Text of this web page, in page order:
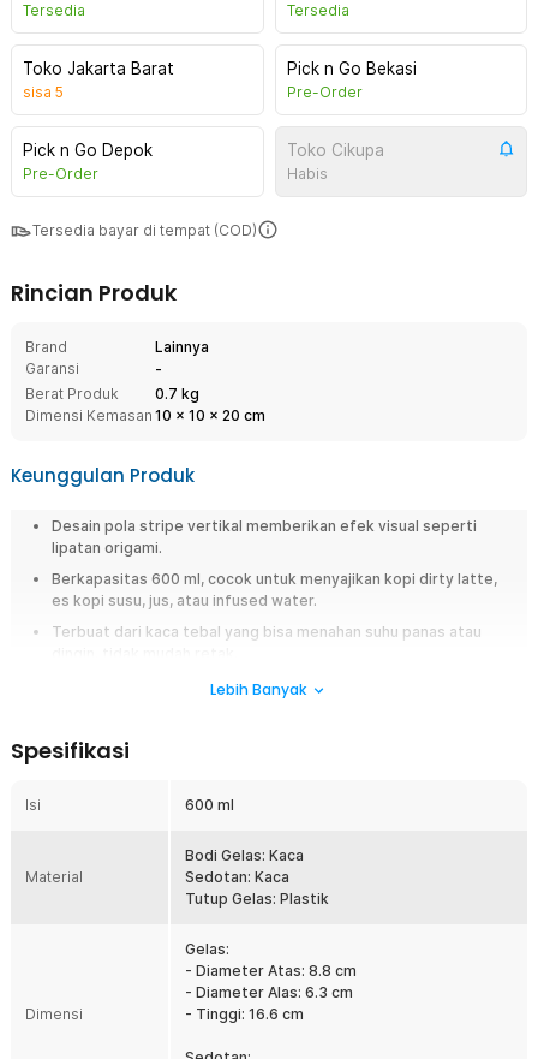
Tersedia Tersedia
Toko Jakarta Barat
sisa 5
Pick n Go Bekasi
Pre-Order
Pick n Go Depok
Pre-Order
Toko Cikupa
Habis
Tersedia bayar di tempat (COD)
Rincian Produk
Brand
Lainnya
Garansi
-
Berat Produk
0.7 kg
Dimensi Kemasan 10 x 10 x 20 cm
Keunggulan Produk
Desain pola stripe vertikal memberikan efek visual seperti
lipatan origami.
Berkapasitas 600 ml, cocok untuk menyajikan kopi dirty latte,
es kopi susu, jus, atau infused water.
Terbuat dari kaca tebal yang bisa menahan suhu panas atau
Dilengkapi sedotan sepanjang 20 cm dan tutup gelas, desain
Overview
600 ml dari OPT. Dilengkapi tutup dan sedotan, cocok untuk kopi dirty
Desain Gelas yang Unik
Gelas kaca aesthetic ini memiliki pola stripe vertikal yang memberi
efek visual seperti lipatan origami. Desainnya modern dan estetik,
membuat sajian minuman terlihat lebih menarik. Cocok untuk konten
Lebih Banyak
Spesifikasi
Isi 600 ml
Material
Bodi Gelas: Kaca
Sedotan: Kaca
Tutup Gelas: Plastik
Dimensi
Gelas:
- Diameter Atas: 8.8 cm
- Diameter Alas: 6.3 cm
- Tinggi: 16.6 cm